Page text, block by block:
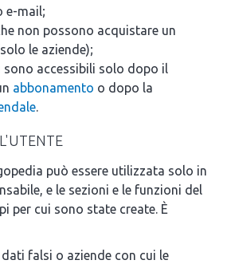
e-mail;
non possono acquistare un
le aziende);
sono accessibili solo dopo il
abbonamento o dopo la
.
può essere utilizzata solo in
e le sezioni e le funzioni del
per cui sono state create. È
falsi o aziende con cui le